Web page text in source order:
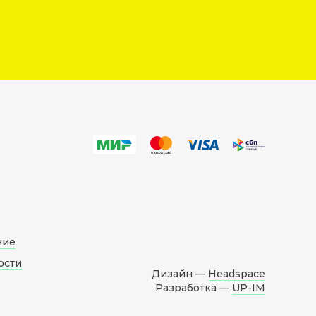
Дизайн — Headspace
Разработка — UP-IM